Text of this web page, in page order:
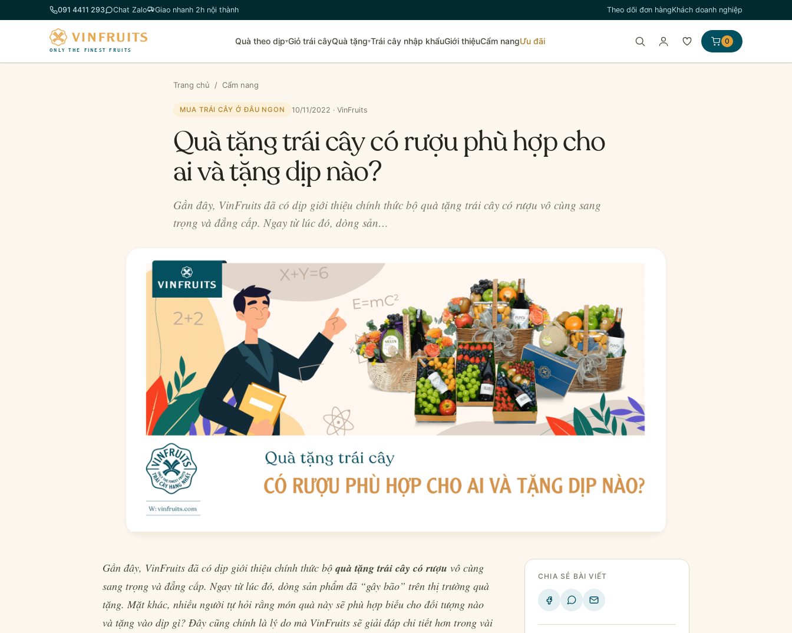
đến
dung
091 4411 293 Chat Zalo Giao nhanh 2h nội thành Theo dõi đơn hàngKhách doanh nghiệp
ONLY THE FINEST FRUITS
Quà theo dịp▾Giỏ trái câyQuà tặng▾Trái cây nhập khẩuGiới thiệuCẩm nangƯu đãi 0
Trang chủ / Cẩm nang
MUA TRÁI CÂY Ở ĐÂU NGON 10/11/2022 · VinFruits
Quà tặng trái cây có rượu phù hợp cho
ai và tặng dịp nào?
Gần đây, VinFruits đã có dịp giới thiệu chính thức bộ quà tặng trái cây có rượu vô cùng sang
trọng và đẳng cấp. Ngay từ lúc đó, dòng sản…
Gần đây, VinFruits đã có dịp giới thiệu chính thức bộ quà tặng trái cây có rượu vô cùng
sang trọng và đẳng cấp. Ngay từ lúc đó, dòng sản phẩm đã “gây bão” trên thị trường quà
tặng. Mặt khác, nhiều người tự hỏi rằng món quà này sẽ phù hợp biếu cho đối tượng nào
và tặng vào dịp gì? Đây cũng chính là lý do mà VinFruits sẽ giải đáp chi tiết hơn trong vài
CHIA SẺ BÀI VIẾT